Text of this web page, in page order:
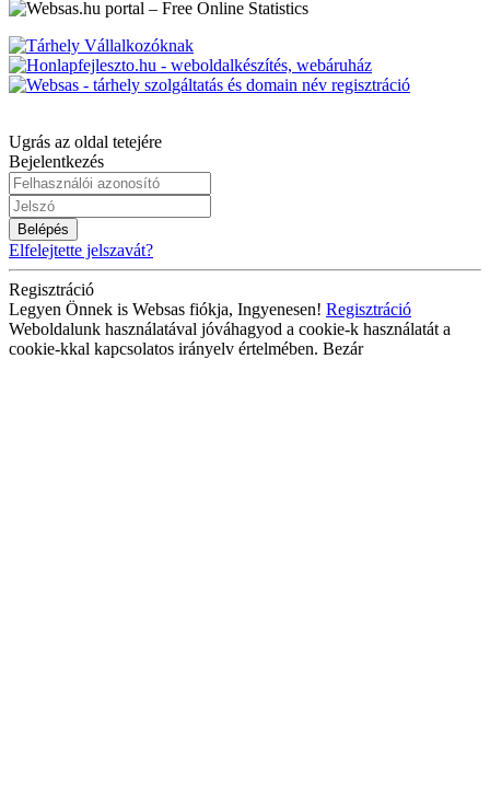
Ugrás az oldal tetejére
Bejelentkezés
Belépés
Elfelejtette jelszavát?
Regisztráció
Legyen Önnek is Websas fiókja, Ingyenesen! Regisztráció
Weboldalunk használatával jóváhagyod a cookie-k használatát a
cookie-kkal kapcsolatos irányelv értelmében. Bezár